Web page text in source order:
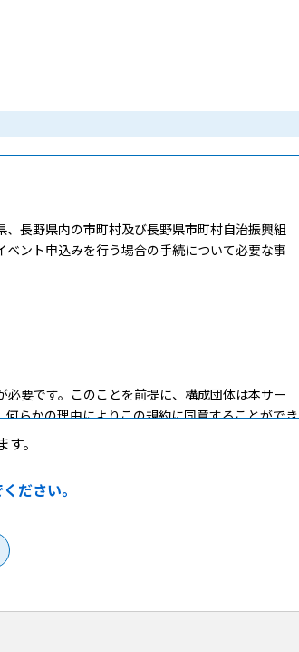
長野県内の市町村及び長野県市町村自治振興組
ント申込みを行う場合の手続について必要な事
要です。このことを前提に、構成団体は本サー
らかの理由によりこの規約に同意することができ
約に同意されたものとみなします。
登録を行うことができるものとします。
項を本サービス上で登録してください。
。
ださい。